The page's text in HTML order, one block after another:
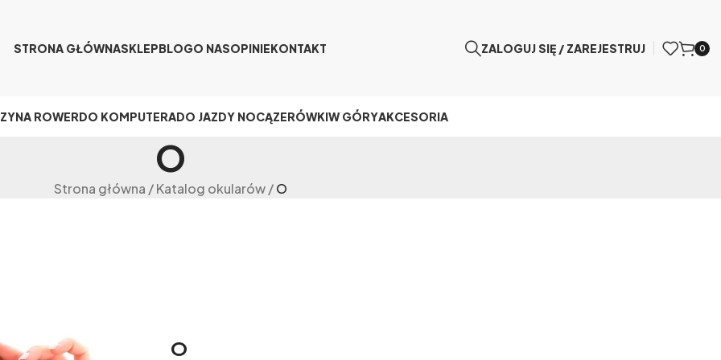
STRONA GŁÓWNASKLEPBLOGO NASOPINIEKONTAKT ZALOGUJ SIĘ / ZAREJESTRUJ 0
NA ROWERDO KOMPUTERADO JAZDY NOCĄZERÓWKIW GÓRYAKCESORIA
O
Strona główna /Katalog okularów/O
O